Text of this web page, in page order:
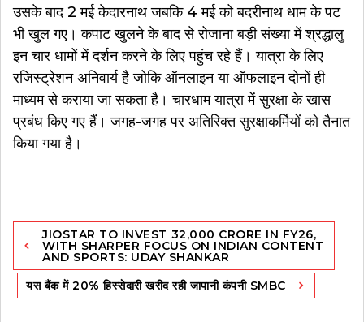
उसके बाद 2 मई केदारनाथ जबकि 4 मई को बदरीनाथ धाम के पट
भी खुल गए। कपाट खुलने के बाद से रोजाना बड़ी संख्या में श्रद्धालु
इन चार धामों में दर्शन करने के लिए पहुंच रहे हैं। यात्रा के लिए
रजिस्ट्रेशन अनिवार्य है जोकि ऑनलाइन या ऑफलाइन दोनों ही
माध्यम से कराया जा सकता है। चारधाम यात्रा में सुरक्षा के खास
प्रबंध किए गए हैं। जगह-जगह पर अतिरिक्त सुरक्षाकर्मियों को तैनात
किया गया है।
Post
navigation
JIOSTAR TO INVEST ₹32,000 CRORE IN FY26,
WITH SHARPER FOCUS ON INDIAN CONTENT
AND SPORTS: UDAY SHANKAR
यस बैंक में 20% हिस्सेदारी खरीद रही जापानी कंपनी SMBC